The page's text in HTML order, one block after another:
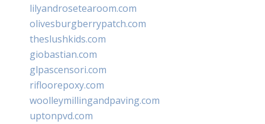
lilyandrosetearoom.com
olivesburgberrypatch.com
theslushkids.com
giobastian.com
glpascensori.com
rifloorepoxy.com
woolleymillingandpaving.com
uptonpvd.com